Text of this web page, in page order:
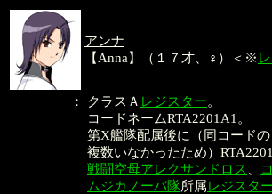
アンナ
【Anna】（１７才、♀）＜※
： クラスＡ レジスター。
コードネームRTA2201A1。
第X艦隊配属後に（同コード
複数いなかったため）
戦闘空母アレクサンドロス
ムジカノーバ隊所属レジスター